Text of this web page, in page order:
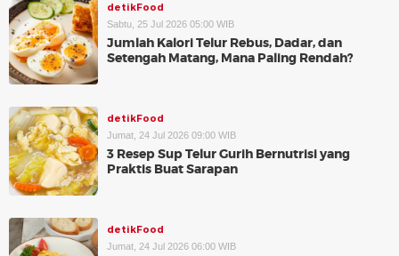
detikFood
Sabtu, 25 Jul 2026 05:00 WIB
Jumlah Kalori Telur Rebus, Dadar, dan
Setengah Matang, Mana Paling Rendah?
detikFood
Jumat, 24 Jul 2026 09:00 WIB
3 Resep Sup Telur Gurih Bernutrisi yang
Praktis Buat Sarapan
detikFood
Jumat, 24 Jul 2026 06:00 WIB